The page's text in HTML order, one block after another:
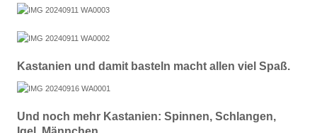
Kastanien und damit basteln macht allen viel Spaß.
Und noch mehr Kastanien: Spinnen, Schlangen,